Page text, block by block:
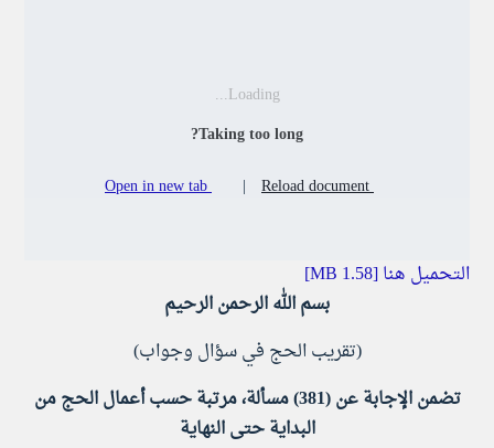
Loading...
Taking too long?
Reload document
|
Open in new tab
التحميل هنا [1.58 MB]
بسم الله الرحمن الرحيم
(تقريب الحج في سؤال وجواب)
تضمن الإجابة عن (381) مسألة، مرتبة حسب أعمال الحج من
البداية حتى النهاية